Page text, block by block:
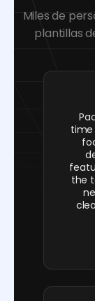
Miles de
plantillas
time
the